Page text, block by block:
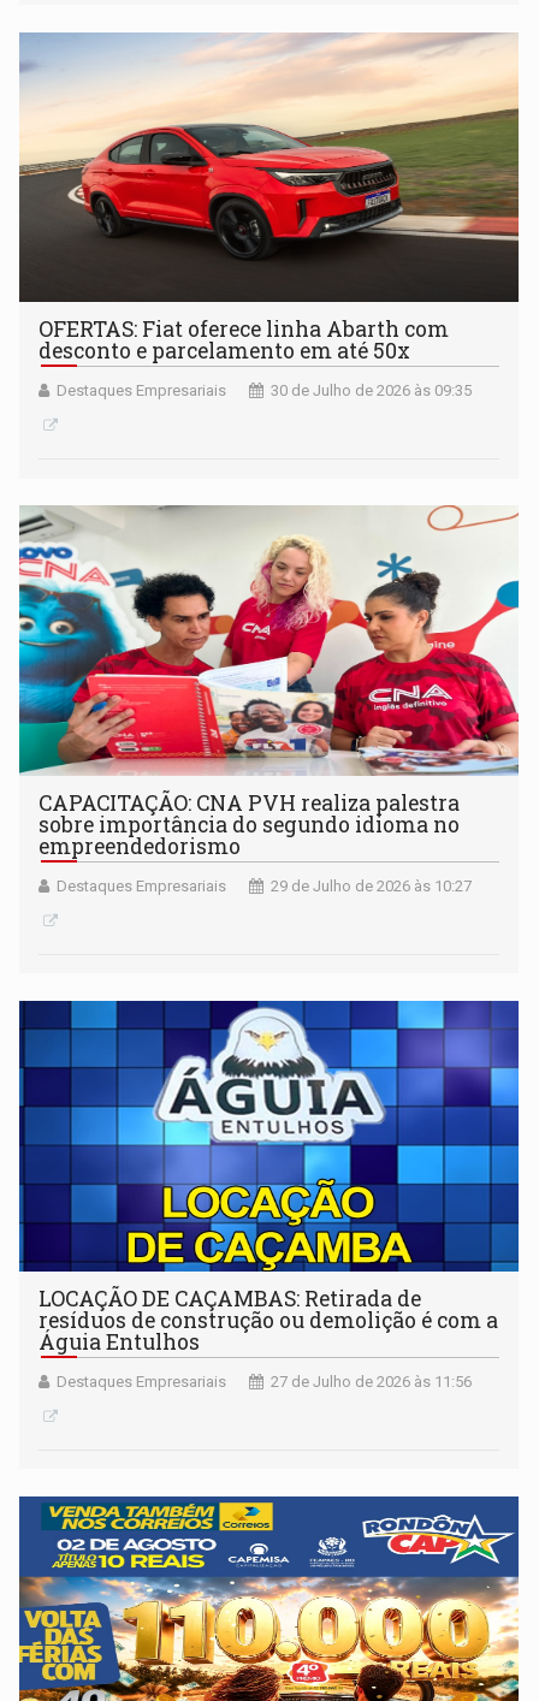
OFERTAS: Fiat oferece linha Abarth com
desconto e parcelamento em até 50x
Destaques Empresariais 30 de Julho de 2026 às 09:35
CAPACITAÇÃO: CNA PVH realiza palestra
sobre importância do segundo idioma no
empreendedorismo
Destaques Empresariais 29 de Julho de 2026 às 10:27
LOCAÇÃO DE CAÇAMBAS: Retirada de
resíduos de construção ou demolição é com a
Águia Entulhos
Destaques Empresariais 27 de Julho de 2026 às 11:56